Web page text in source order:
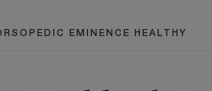
EMINENCE HEALTHY